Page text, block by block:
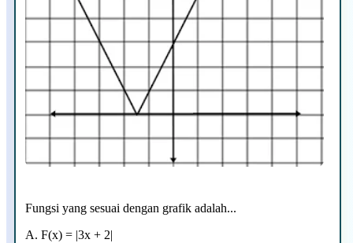
Fungsi yang sesuai dengan grafik adalah...
A. F(x) = |3x + 2|